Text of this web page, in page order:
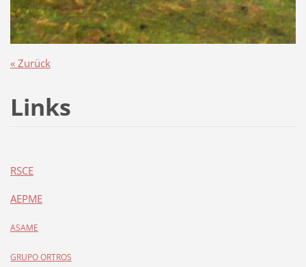
« Zurück
Links
RSCE
AEPME
ASAME
GRUPO ORTROS